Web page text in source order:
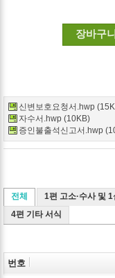
장바구
신변보호요청서.hwp
자수서.hwp (10KB)
증인불출석신고서.hwp
전체 1편 고소·수사 및 1
4편 기타 서식
번호